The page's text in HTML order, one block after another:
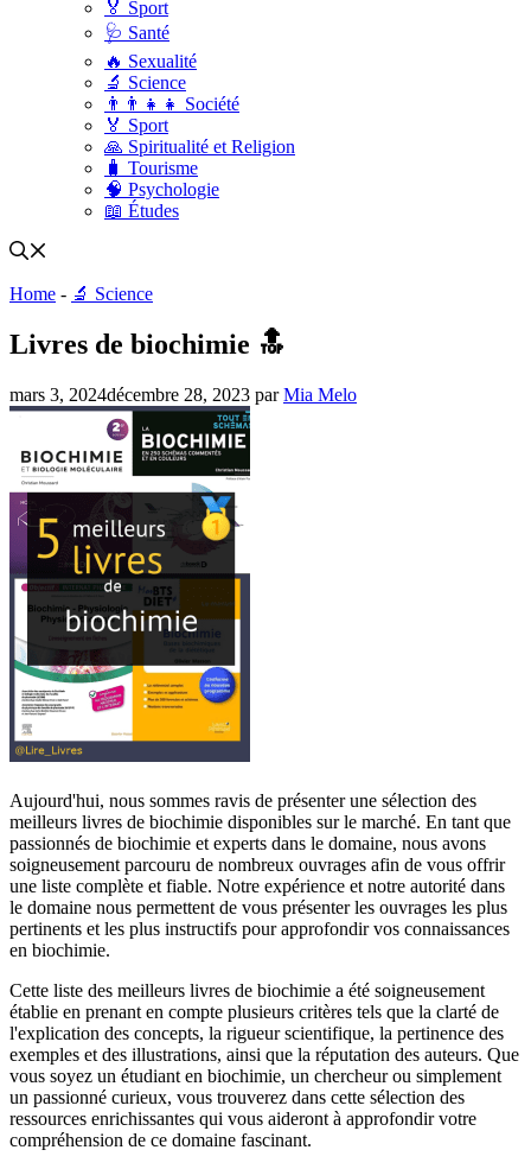
🏅 Sport
🩺 Santé
🔥 Sexualité
🔬 Science
👨‍👨‍👧‍👧 Société
🏅 Sport
🙏 Spiritualité et Religion
🧳 Tourisme
🧠 Psychologie
📖 Études
Home - 🔬 Science
Livres de biochimie 🔝
mars 3, 2024décembre 28, 2023 parMia Melo
Aujourd'hui, nous sommes ravis de présenter une sélection des
meilleurs livres de biochimie disponibles sur le marché. En tant que
passionnés de biochimie et experts dans le domaine, nous avons
soigneusement parcouru de nombreux ouvrages afin de vous offrir
une liste complète et fiable. Notre expérience et notre autorité dans
le domaine nous permettent de vous présenter les ouvrages les plus
pertinents et les plus instructifs pour approfondir vos connaissances
en biochimie.
Cette liste des meilleurs livres de biochimie a été soigneusement
établie en prenant en compte plusieurs critères tels que la clarté de
l'explication des concepts, la rigueur scientifique, la pertinence des
exemples et des illustrations, ainsi que la réputation des auteurs. Que
vous soyez un étudiant en biochimie, un chercheur ou simplement
un passionné curieux, vous trouverez dans cette sélection des
ressources enrichissantes qui vous aideront à approfondir votre
compréhension de ce domaine fascinant.